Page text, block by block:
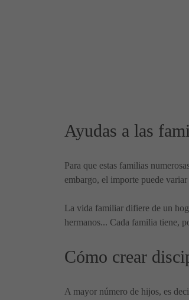
Ayudas a las
Para que estas familias
embargo, el importe puede
La vida familiar difiere de un
hermanos... Cada familia tiene,
Cómo crear
A mayor número de hijos, es